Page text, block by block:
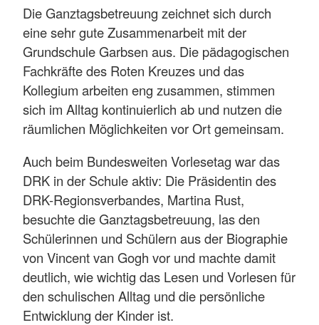
Die Ganztagsbetreuung zeichnet sich durch
eine sehr gute Zusammenarbeit mit der
Grundschule Garbsen aus. Die pädagogischen
Fachkräfte des Roten Kreuzes und das
Kollegium arbeiten eng zusammen, stimmen
sich im Alltag kontinuierlich ab und nutzen die
räumlichen Möglichkeiten vor Ort gemeinsam.
Auch beim Bundesweiten Vorlesetag war das
DRK in der Schule aktiv: Die Präsidentin des
DRK-Regionsverbandes, Martina Rust,
besuchte die Ganztagsbetreuung, las den
Schülerinnen und Schülern aus der Biographie
von Vincent van Gogh vor und machte damit
deutlich, wie wichtig das Lesen und Vorlesen für
den schulischen Alltag und die persönliche
Entwicklung der Kinder ist.